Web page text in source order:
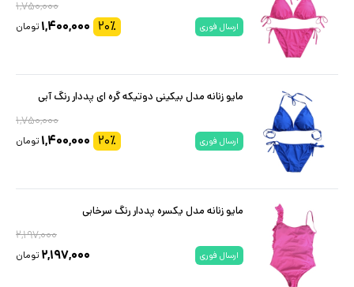
۱,۷۵۰,۰۰۰
ارسال فوری ۲۰٪ ۱,۴۰۰,۰۰۰ تومان
مایو زنانه مدل بیکینی دوتیکه گره ای پددار رنگ آبی
۱,۷۵۰,۰۰۰
ارسال فوری ۲۰٪ ۱,۴۰۰,۰۰۰ تومان
مایو زنانه مدل یکسره پددار رنگ سرخابی
۲,۱۹۷,۰۰۰
ارسال فوری ۲,۱۹۷,۰۰۰ تومان